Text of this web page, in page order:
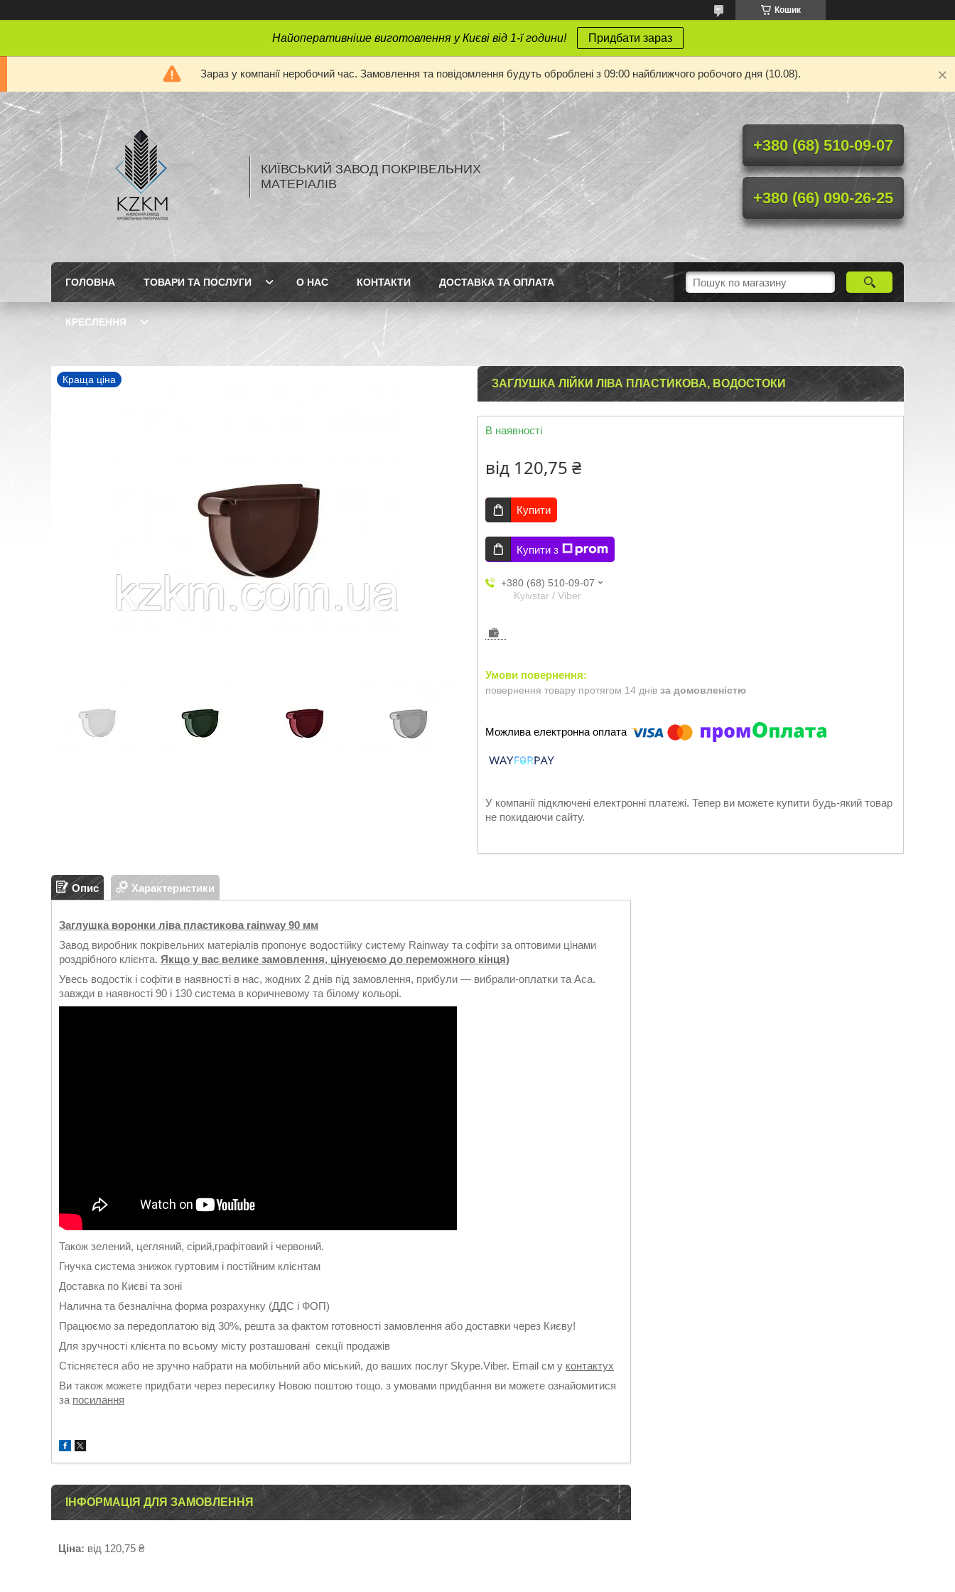
Кошик
Найоперативніше виготовлення у Києві від 1-ї години! Придбати зараз
Зараз у компанії неробочий час. Замовлення та повідомлення будуть оброблені з 09:00 найближчого робочого дня (10.08).
КИЇВСЬКИЙ ЗАВОД ПОКРІВЕЛЬНИХ
МАТЕРІАЛІВ
+380 (68) 510-09-07
+380 (66) 090-26-25
ГОЛОВНА ТОВАРИ ТА ПОСЛУГИ О НАС КОНТАКТИ ДОСТАВКА ТА ОПЛАТА
КРЕСЛЕННЯ
Краща ціна ЗАГЛУШКА ЛІЙКИ ЛІВА ПЛАСТИКОВА, ВОДОСТОКИ
В наявності
від 120,75 ₴
Купити
Купити з
+380 (68) 510-09-07
Kyivstar / Viber
повернення товару протягом 14 днів за домовленістю
У компанії підключені електронні платежі. Тепер ви можете купити будь-який товар
не покидаючи сайту.
Опис Характеристики
Заглушка воронки ліва пластикова rainway 90 мм
Завод виробник покрівельних матеріалів пропонує водостійку систему Rainway та софіти за оптовими цінами
роздрібного клієнта. Якщо у вас велике замовлення, цінуеюємо до переможного кінця)
Увесь водостік і софіти в наявності в нас, жодних 2 днів під замовлення, прибули — вибрали-оплатки та Аса.
завжди в наявності 90 і 130 система в коричневому та білому кольорі.
Також зелений, цегляний, сірий,графітовий і червоний.
Гнучка система знижок гуртовим і постійним клієнтам
Доставка по Києві та зоні
Налична та безналічна форма розрахунку (ДДС і ФОП)
Працюємо за передоплатою від 30%, решта за фактом готовності замовлення або доставки через Києву!
Для зручності клієнта по всьому місту розташовані секції продажів
Стісняєтеся або не зручно набрати на мобільний або міський, до ваших послуг Skype.Viber. Email см у контактух
Ви також можете придбати через пересилку Новою поштою тощо. з умовами придбання ви можете ознайомитися
за посилання
ІНФОРМАЦІЯ ДЛЯ ЗАМОВЛЕННЯ
Ціна: від 120,75 ₴